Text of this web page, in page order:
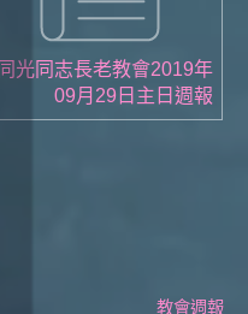
教會週報
同光同志長老教會2019年
09月29日主日週報